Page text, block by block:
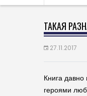
ТАКАЯ
27.11.2017
Книга
героями